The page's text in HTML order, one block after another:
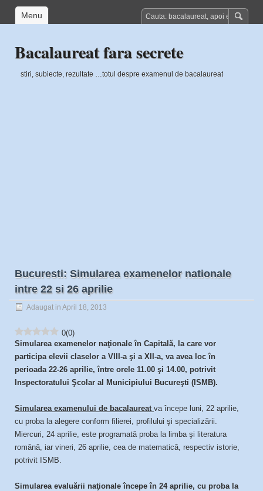
Menu
Bacalaureat fara secrete
stiri, subiecte, rezultate …totul despre examenul de bacalaureat
Bucuresti: Simularea examenelor nationale
intre 22 si 26 aprilie
Adaugat in April 18, 2013
0(0)
Simularea examenelor naţionale în Capitală, la care vor
participa elevii claselor a VIII-a şi a XII-a, va avea loc în
perioada 22-26 aprilie, între orele 11.00 şi 14.00, potrivit
Inspectoratului Şcolar al Municipiului Bucureşti (ISMB).
Simularea examenului de bacalaureat va începe luni, 22 aprilie,
cu proba la alegere conform filierei, profilului şi specializării.
Miercuri, 24 aprilie, este programată proba la limba şi literatura
română, iar vineri, 26 aprilie, cea de matematică, respectiv istorie,
potrivit ISMB.
Simularea evaluării naţionale începe în 24 aprilie, cu proba la